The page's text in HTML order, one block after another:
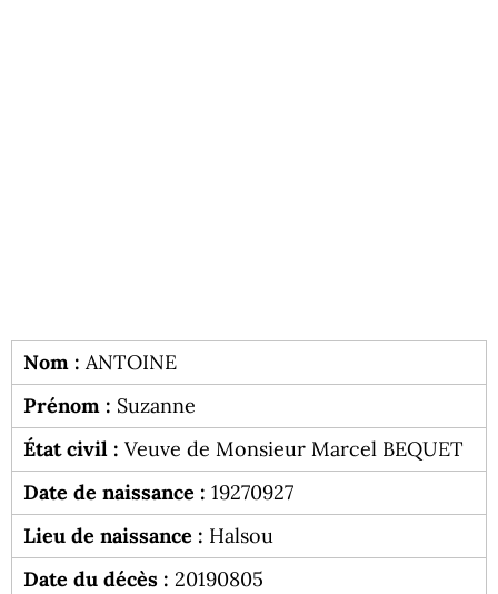
Nom : ANTOINE
Prénom : Suzanne
État civil : Veuve de Monsieur Marcel BEQUET
Date de naissance : 19270927
Lieu de naissance : Halsou
Date du décès : 20190805